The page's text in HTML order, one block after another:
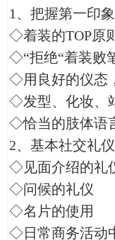
1、把握第一印
◇着装的TOP原
◇“拒绝“着装
◇用良好的仪态
◇发型、化妆、
◇恰当的肢体语
2、基本社交礼仪
◇见面介绍的礼
◇问候的礼仪
◇名片的使用
◇日常商务活动